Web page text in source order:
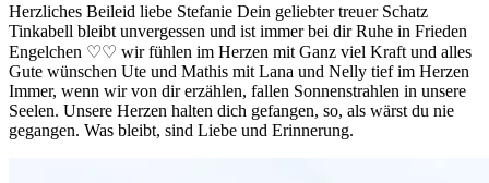
Herzliches Beileid liebe Stefanie Dein geliebter treuer Schatz
Tinkabell bleibt unvergessen und ist immer bei dir Ruhe in Frieden
Engelchen ♡♡ wir fühlen im Herzen mit Ganz viel Kraft und alles
Gute wünschen Ute und Mathis mit Lana und Nelly tief im Herzen
Immer, wenn wir von dir erzählen, fallen Sonnenstrahlen in unsere
Seelen. Unsere Herzen halten dich gefangen, so, als wärst du nie
gegangen. Was bleibt, sind Liebe und Erinnerung.